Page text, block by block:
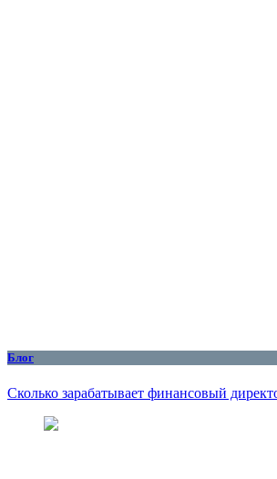
Блог
Сколько зарабатывает финансовый